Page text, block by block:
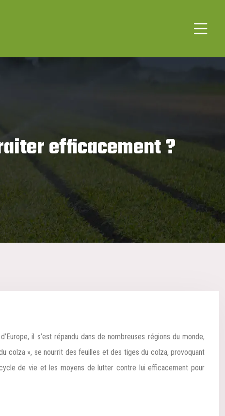
efficacement ?
il s’est répandu dans de nombreuses régions du monde,
colza », se nourrit des feuilles et des tiges du colza, provoquant
de vie et les moyens de lutter contre lui efficacement pour